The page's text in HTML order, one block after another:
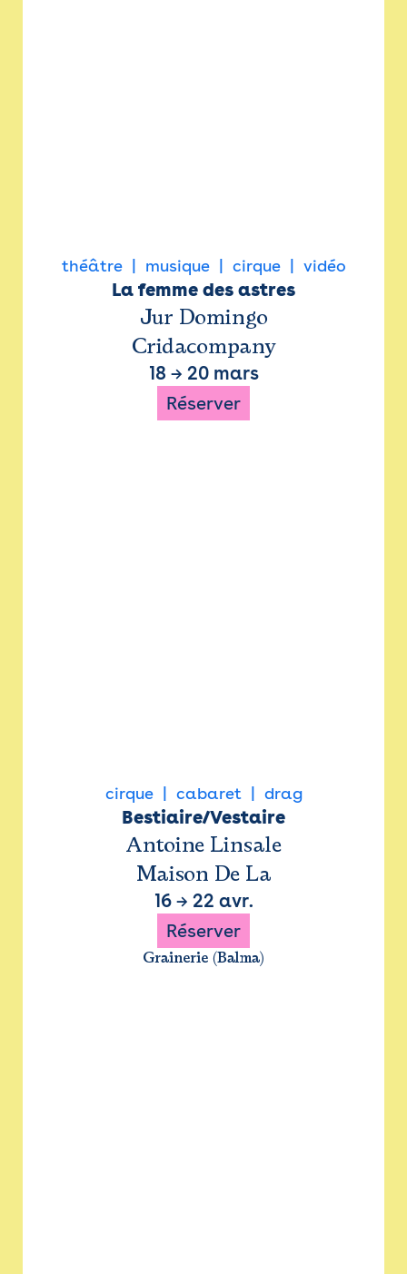
théâtre musique cirque vidéo
La femme des astres
Jur Domingo
Cridacompany
18 → 20 mars
Réserver
cirque cabaret drag
Bestiaire/Vestaire
Antoine Linsale
Maison De La
16→ 22 avr.
Réserver
Grainerie (Balma)